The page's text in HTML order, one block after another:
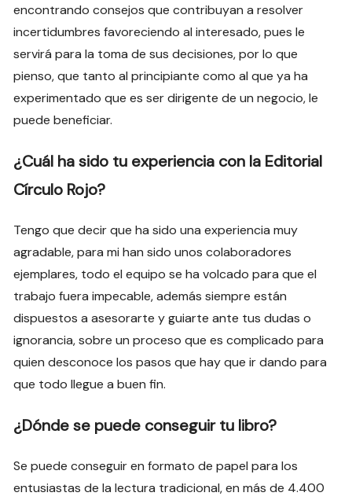
encontrando consejos que contribuyan a resolver
incertidumbres favoreciendo al interesado, pues le
servirá para la toma de sus decisiones, por lo que
pienso, que tanto al principiante como al que ya ha
experimentado que es ser dirigente de un negocio, le
puede beneficiar.
¿Cuál ha sido tu experiencia con la Editorial
Círculo Rojo?
Tengo que decir que ha sido una experiencia muy
agradable, para mi han sido unos colaboradores
ejemplares, todo el equipo se ha volcado para que el
trabajo fuera impecable, además siempre están
dispuestos a asesorarte y guiarte ante tus dudas o
ignorancia, sobre un proceso que es complicado para
quien desconoce los pasos que hay que ir dando para
que todo llegue a buen fin.
¿Dónde se puede conseguir tu libro?
Se puede conseguir en formato de papel para los
entusiastas de la lectura tradicional, en más de 4.400